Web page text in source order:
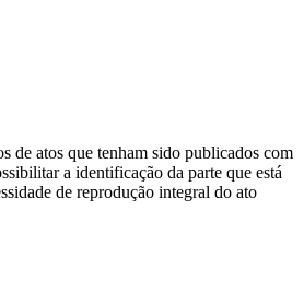
de atos que tenham sido publicados com
a identificação da parte que está
de reprodução integral do ato